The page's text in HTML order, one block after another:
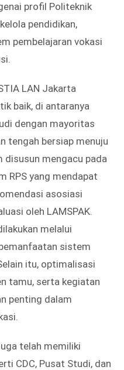
profil Politeknik
pendidikan,
pembelajaran vokasi
LAN Jakarta
baik, di antaranya
dengan mayoritas
tengah bersiap menuju
mengacu pada
RPS yang mendapat
asosiasi
oleh LAMSPAK.
melalui
sistem
itu, optimalisasi
tamu, serta kegiatan
penting dalam
telah memiliki
CDC, Pusat Studi, dan